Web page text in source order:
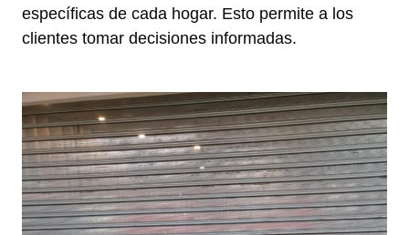
específicas de cada hogar. Esto permite a los
clientes tomar decisiones informadas.